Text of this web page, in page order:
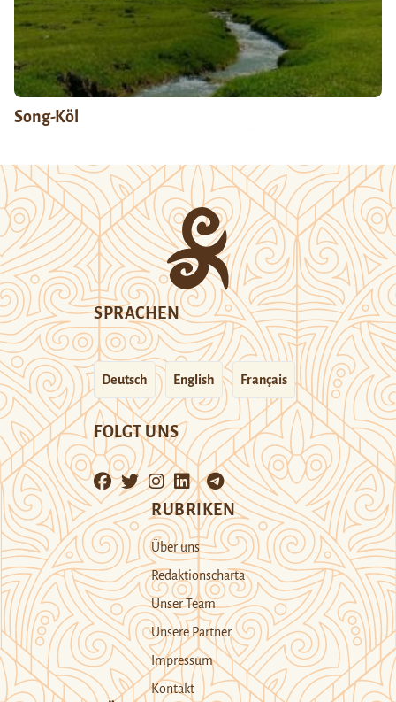
Song-Köl
SPRACHEN
Deutsch English Français
FOLGT UNS
RUBRIKEN
Über uns
Redaktionscharta
Unser Team
Unsere Partner
Impressum
Kontakt